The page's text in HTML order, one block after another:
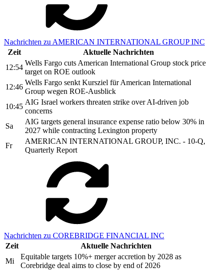
Nachrichten zu AMERICAN INTERNATIONAL GROUP INC
Zeit
Aktuelle Nachrichten
12:54
Wells Fargo cuts American International Group stock price
target on ROE outlook
12:46
Wells Fargo senkt Kursziel für American International
Group wegen ROE-Ausblick
10:45
AIG Israel workers threaten strike over AI-driven job
concerns
Sa
AIG targets general insurance expense ratio below 30% in
2027 while contracting Lexington property
Fr
AMERICAN INTERNATIONAL GROUP, INC. - 10-Q,
Quarterly Report
Nachrichten zu COREBRIDGE FINANCIAL INC
Zeit
Aktuelle Nachrichten
Mi
Equitable targets 10%+ merger accretion by 2028 as
Corebridge deal aims to close by end of 2026